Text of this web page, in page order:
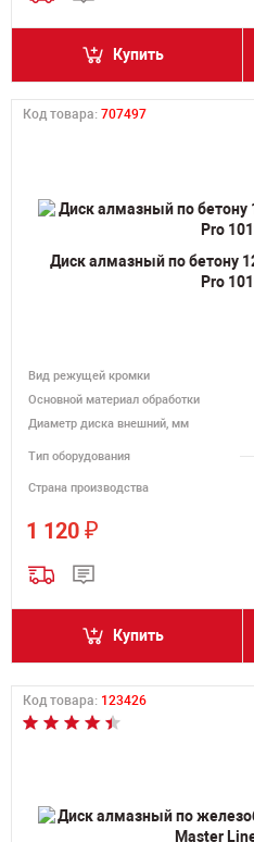
Купить
Код товара: 707497
Диск алмазный по бетону
Pro
Вид режущей кромки
Основной материал обработки
Диаметр диска внешний, мм
Тип оборудования
Страна производства
1 120 ₽
Купить
Код товара: 123426